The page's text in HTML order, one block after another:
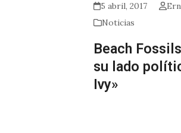
5 abril, 2017
Noticias
Beach
su lado
Ivy»